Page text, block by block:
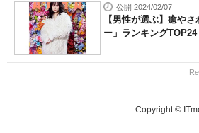
公開 2024/02/07
【男性が選ぶ】癒や
ー」ランキング
Copyright ©